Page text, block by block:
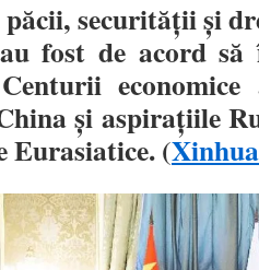
securității și
fost de acord
și aspirațiile
Eurasiatice. (Xinhua